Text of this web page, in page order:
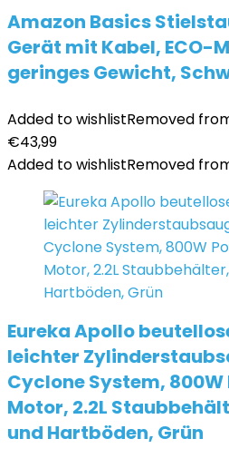
Amazon Basics
Gerät mit Kabel, ECO-
geringes Gewicht,
Added to wishlistRemoved
€43,99
Added to wishlistRemoved
Eureka Apollo
leichter
Cyclone System,
Motor, 2.2L
und Hartböden, Grün